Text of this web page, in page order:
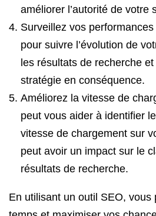
améliorer l’autorité de votre
Surveillez vos performances
pour suivre l’évolution de
les résultats de recherche
stratégie en conséquence.
Améliorez la vitesse de
peut vous aider à identifier
vitesse de chargement sur
peut avoir un impact sur le
résultats de recherche.
En utilisant un outil SEO, vous